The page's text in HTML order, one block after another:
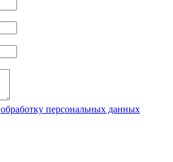
обработку персональных данных